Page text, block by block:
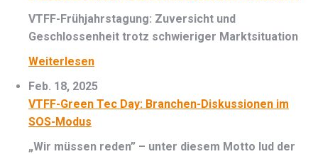
VTFF-Frühjahrstagung: Zuversicht und
Geschlossenheit trotz schwieriger Marktsituation
Weiterlesen
Feb. 18, 2025
VTFF-Green Tec Day: Branchen-Diskussionen im
SOS-Modus
„Wir müssen reden” – unter diesem Motto lud der